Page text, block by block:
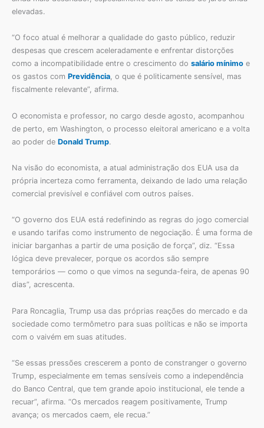
elevadas.
“O foco atual é melhorar a qualidade do gasto público, reduzir
despesas que crescem aceleradamente e enfrentar distorções
como a incompatibilidade entre o crescimento do salário mínimo e
os gastos com Previdência, o que é politicamente sensível, mas
fiscalmente relevante”, afirma.
O economista e professor, no cargo desde agosto, acompanhou
de perto, em Washington, o processo eleitoral americano e a volta
ao poder de Donald Trump.
Na visão do economista, a atual administração dos EUA usa da
própria incerteza como ferramenta, deixando de lado uma relação
comercial previsível e confiável com outros países.
“O governo dos EUA está redefinindo as regras do jogo comercial
e usando tarifas como instrumento de negociação. É uma forma de
iniciar barganhas a partir de uma posição de força”, diz. “Essa
lógica deve prevalecer, porque os acordos são sempre
temporários — como o que vimos na segunda-feira, de apenas 90
dias”, acrescenta.
Para Roncaglia, Trump usa das próprias reações do mercado e da
sociedade como termômetro para suas políticas e não se importa
com o vaivém em suas atitudes.
“Se essas pressões crescerem a ponto de constranger o governo
Trump, especialmente em temas sensíveis como a independência
do Banco Central, que tem grande apoio institucional, ele tende a
recuar”, afirma. “Os mercados reagem positivamente, Trump
avança; os mercados caem, ele recua.”